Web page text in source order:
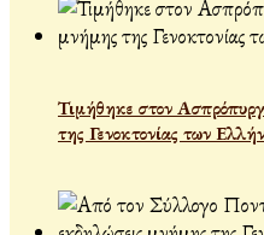
Τιμήθηκε στον
της Γενοκτονίας των